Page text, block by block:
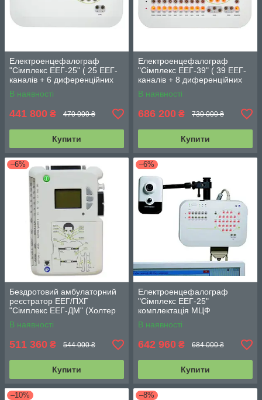
Електроенцефалограф
"Сімплекс ЕЕГ-25" ( 25 ЕЕГ-
каналів + 6 диференційних
каналів)
В наявності
441 800 ₴ 470 000 ₴
Купити
Електроенцефалограф
"Сімплекс ЕЕГ-39" ( 39 ЕЕГ-
каналів + 8 диференційних
каналів), повний комплект
В наявності
686 200 ₴ 730 000 ₴
Купити
–6%
Бездротовий амбулаторний
реєстратор ЕЕГ/ПХГ
"Сімплекс ЕЕГ-ДМ" (Холтер
ЕЕГ)
В наявності
511 360 ₴ 544 000 ₴
Купити
–6%
Електроенцефалограф
"Сімплекс ЕЕГ-25"
комплектація МЦФ
В наявності
642 960 ₴ 684 000 ₴
Купити
–10% –8%